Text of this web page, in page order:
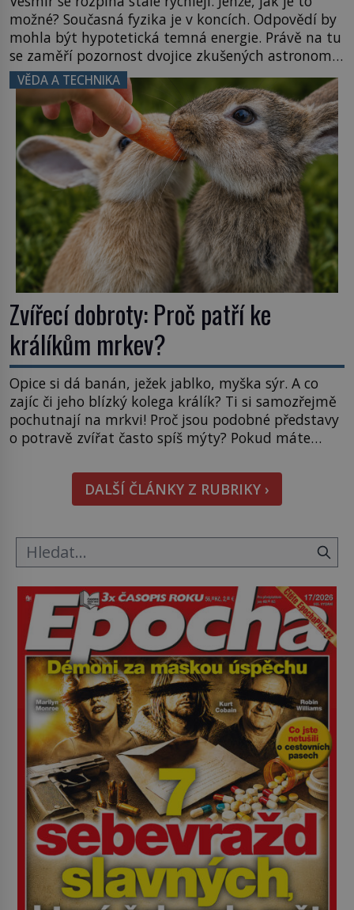
možné? Současná fyzika je v koncích. Odpovědí by
mohla být hypotetická temná energie. Právě na tu
se zaměří pozornost dvojice zkušených astronomů.
Namísto ní ale objeví něco mnohem
hmatatelnějšího. Naprosto rekordní kometu!
Astronomové Pedro Bernardinelli a Gary Bernstein
mravenčí prací zkoumají archivní snímky v rámci
Průzkumu temné energie […]
VĚDA A TECHNIKA
Zvířecí dobroty: Proč patří ke
králíkům mrkev?
Opice si dá banán, ježek jablko, myška sýr. A co
zajíc či jeho blízký kolega králík? Ti si samozřejmě
pochutnají na mrkvi! Proč jsou podobné představy
o potravě zvířat často spíš mýty? Pokud máte
i bude chutnat, ovšem měl by ji mít jen jako
občasný pamlsek. […]DALŠÍ ČLÁNKY Z RUBRIKY ›